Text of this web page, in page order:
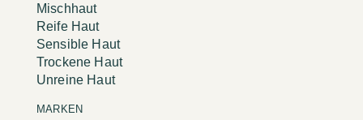
Mischhaut
Reife Haut
Sensible Haut
Trockene Haut
Unreine Haut
MARKEN